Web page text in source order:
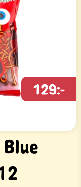
129:-